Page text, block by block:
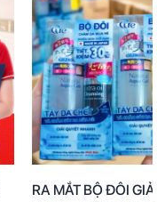
RA MẮT BỘ ĐÔI